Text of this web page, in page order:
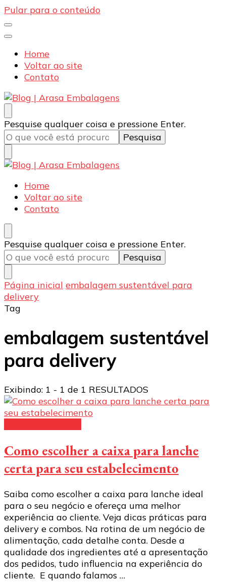
Pular para o conteúdo
Home
Voltar ao site
Contato
Blog | Arasa Embalagens
Confira conteúdos sobre embalagens para pizzas,
doces e salgados. Tudo para seu comércio com a
qualidade Arasa. Leia nossos conteúdos!
Procurando
algo?
Pesquise qualquer coisa e pressione Enter.
Blog | Arasa Embalagens
Confira conteúdos sobre embalagens para pizzas,
doces e salgados. Tudo para seu comércio com a
qualidade Arasa. Leia nossos conteúdos!
Home
Voltar ao site
Contato
Procurando
algo?
Pesquise qualquer coisa e pressione Enter.
Página inicial embalagem sustentável para
delivery
Tag
embalagem sustentável
para delivery
Exibindo: 1 - 1 de 1 RESULTADOS
Como escolher a caixa para lanche
certa para seu estabelecimento
Saiba como escolher a caixa para lanche ideal
para o seu negócio e ofereça uma melhor
experiência ao cliente. Veja dicas práticas para
delivery e combos. Na rotina de um negócio de
alimentação, cada detalhe conta. Desde a
qualidade dos ingredientes até a apresentação
dos pedidos, tudo influencia na experiência do
cliente. E quando falamos …